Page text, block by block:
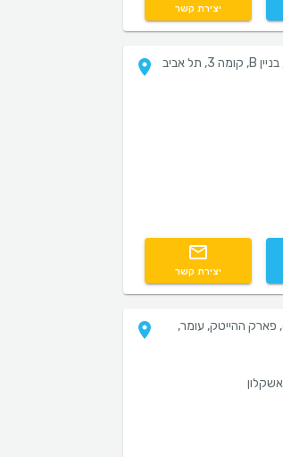
יצירת קשר
יצירת קשר
אשכולות 3, קומה 6, פארק ההייטק, עומר,